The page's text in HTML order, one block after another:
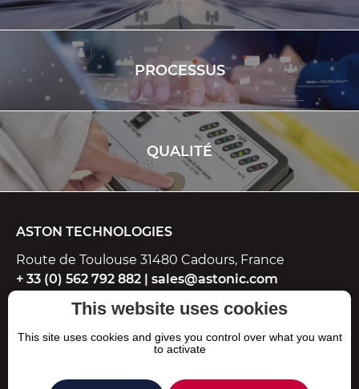
PROCESSUS
QUALITÉ
ASTON TECHNOLOGIES
Route de Toulouse 31480 Cadours, France
+ 33 (0) 562 792 882 | sales@astonic.com
Mentions légalesThis website uses cookies
This site uses cookies and gives you control over what you want
to activate